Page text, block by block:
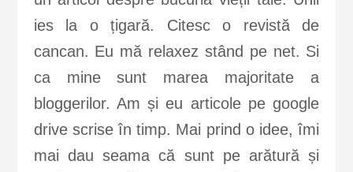
ies la o țigară. Citesc o revistă de
cancan. Eu mă relaxez stând pe net. Si
ca mine sunt marea majoritate a
bloggerilor. Am și eu articole pe google
drive scrise în timp. Mai prind o idee, îmi
mai dau seama că sunt pe arătură și